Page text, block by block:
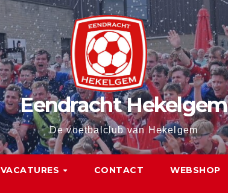
Eendracht Hekelgem
De voetbalclub van Hekelgem
VACATURES CONTACT WEBSHOP